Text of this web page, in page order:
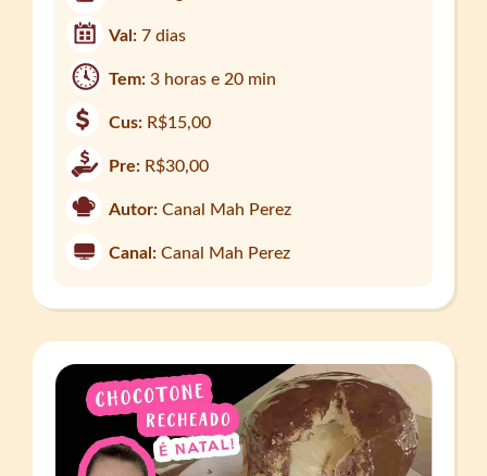
Val:7 dias
Tem:3 horas e 20 min
Cus: R$15,00
Pre: R$30,00
Autor: Canal Mah Perez
Canal: Canal Mah Perez